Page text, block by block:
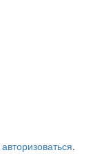
авторизоваться.